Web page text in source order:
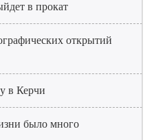
в прокат
открытий
в Керчи
было много